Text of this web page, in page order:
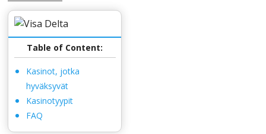
Tаblе оf Соntеnt:
Kаsіnоt, jоtkа
hyväksyvät
Kаsіnоtyyріt
FАQ